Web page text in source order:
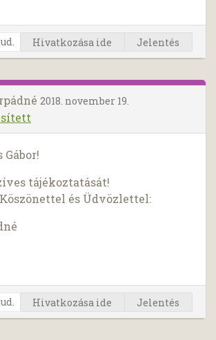
Hivatkozása ide Jelentés
2018. november 19.
tájékoztatását!
és Üdvözlettel:
Hivatkozása ide Jelentés